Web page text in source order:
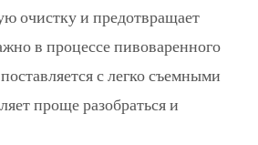
очистку и предотвращает
в процессе пивоваренного
с легко съемными
проще разобраться и